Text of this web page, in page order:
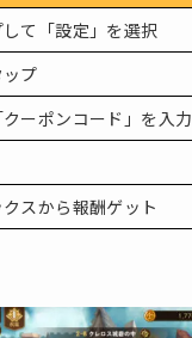
して「設定」を選択
ップ
クーポンコード」を入力
スから報酬ゲット